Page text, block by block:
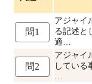
問1
アジャイ
る記述と
適…
問2
アジャイ
している
…